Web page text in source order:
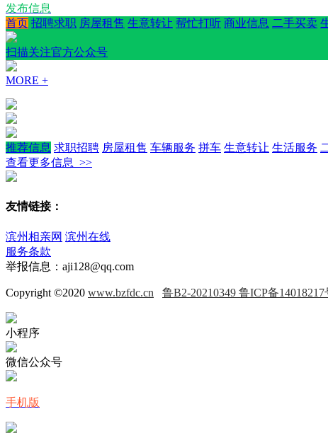
发布信息
首页 招聘求职 房屋租售 生意转让 帮忙打听 商业信息 二手买卖
扫描关注官方公众号
MORE +
推荐信息 求职招聘 房屋租售 车辆服务 拼车 生意转让 生活服务
查看更多信息 >>
友情链接：
滨州相亲网 滨州在线
服务条款
举报信息：aji128@qq.com
Copyright ©2020 www.bzfdc.cn 鲁B2-20210349 鲁ICP备14018217
小程序
微信公众号
手机版